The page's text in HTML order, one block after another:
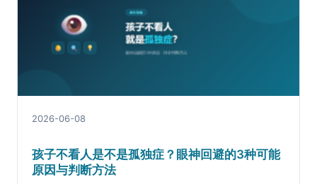
2026-06-08
孩子不看人是不是孤独症？眼神回避的3种可能
原因与判断方法